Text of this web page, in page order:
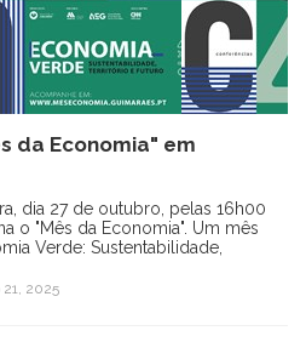
da Economia" em
dia 27 de outubro, pelas 16h00
o "Mês da Economia". Um mês
Verde: Sustentabilidade,
2025